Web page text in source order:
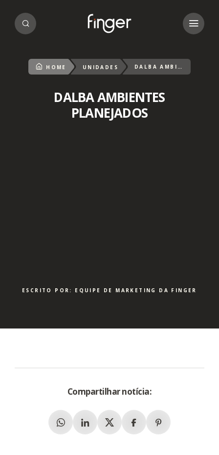
HOME UNIDADES DALBA AMBIENTES PLANEJADOS
DALBA AMBIENTES
PLANEJADOS
ESCRITO POR: EQUIPE DE MARKETING DA FINGER
Compartilhar notícia:
WhatsappLinkedinX (Twitter)FacebookPinterest